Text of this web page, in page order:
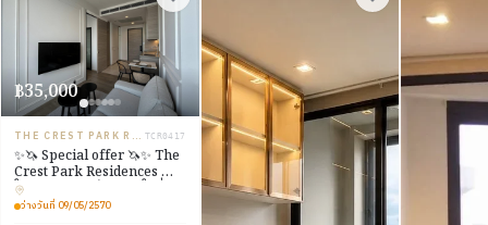
฿35,000
THE CREST PARK RESIDENCES TCR0417
✨🦄 Special offer 🦄✨ The
Crest Park Residences 🚝
ใกล้ MRT เฟอร์ครบ จบในที่
เดียว
ว่างวันที่ 09/05/2570